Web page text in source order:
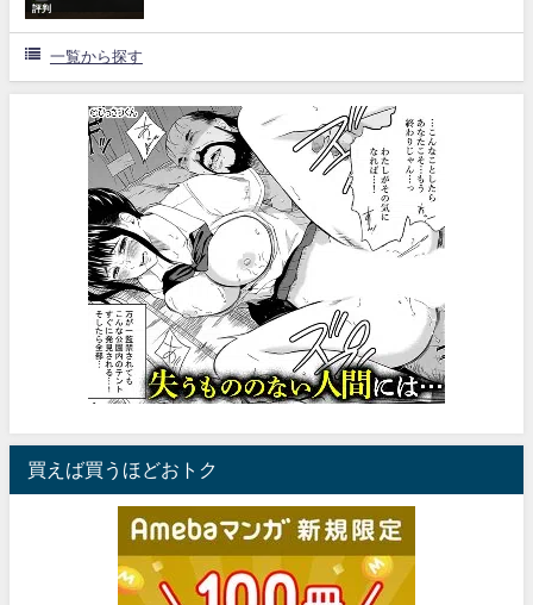
評判
一覧から探す
買えば買うほどおトク